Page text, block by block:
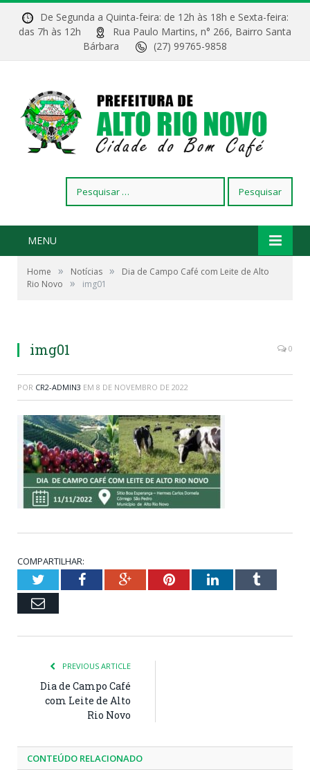
De Segunda a Quinta-feira: de 12h às 18h e Sexta-feira:
das 7h às 12h
Rua Paulo Martins, n° 266, Bairro Santa
Bárbara
(27) 99765-9858
por:
MENU
Home » Notícias »
Dia de Campo Café com Leite de Alto
Rio Novo
» img01
img01 0
POR CR2-ADMIN3 EM 8 DE NOVEMBRO DE 2022
COMPARTILHAR:
TwitterFacebookGoogle+PinterestLinkedInTumblr
Email
PREVIOUS ARTICLE
Dia de Campo Café
com Leite de Alto
Rio Novo
CONTEÚDO RELACIONADO